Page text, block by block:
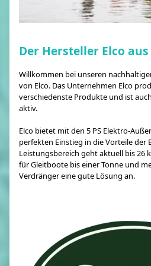
Der Hersteller Elco aus
Willkommen bei unseren
von Elco. Das Unternehmen Elco
verschiedenste Produkte und ist
aktiv.
Elco bietet mit den 5 PS Elektro-
perfekten Einstieg in die Vorteile der
Leistungsbereich geht aktuell bis 26
für Gleitboote bis einer Tonne und
Verdränger eine gute Lösung an.